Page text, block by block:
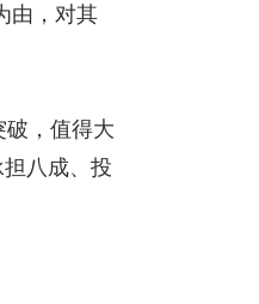
由，对其
，值得大
八成、投